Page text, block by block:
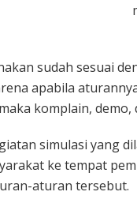
sudah sesuai
apabila
komplain,
simulasi yang
ke tempat
aturan tersebut.